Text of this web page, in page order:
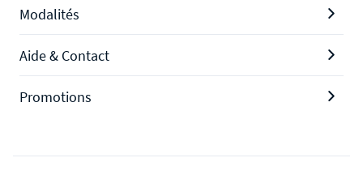
Modalités
Aide & Contact
Promotions